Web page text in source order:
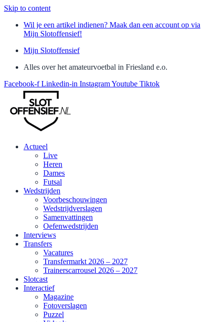
Skip to content
Wil je een artikel indienen? Maak dan een account op via
Mijn Slotoffensief!
Mijn Slotoffensief
Alles over het amateurvoetbal in Friesland e.o.
Facebook-f Linkedin-in InstagramYoutube Tiktok
Actueel
Live
Heren
Dames
Futsal
Wedstrijden
Voorbeschouwingen
Wedstrijdverslagen
Samenvattingen
Oefenwedstrijden
Interviews
Transfers
Vacatures
Transfermarkt 2026 – 2027
Trainerscarrousel 2026 – 2027
Slotcast
Interactief
Magazine
Fotoverslagen
Puzzel